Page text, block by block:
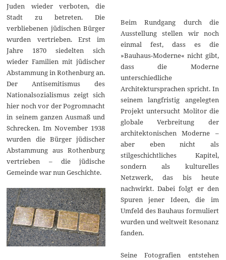
Juden wieder verboten, die
Stadt zu betreten. Die
verbliebenen jüdischen Bürger
wurden vertrieben. Erst im
Jahre 1870 siedelten sich
wieder Familien mit jüdischer
Abstammung in Rothenburg an.
Der Antisemitismus des
Nationalsozialismus zeigt sich
hier noch vor der Pogromnacht
in seinem ganzen Ausmaß und
Schrecken. Im November 1938
wurden die Bürger jüdischer
Abstammung aus Rothenburg
vertrieben – die jüdische
Gemeinde war nun Geschichte.
Beim Rundgang durch die
Ausstellung stellen wir noch
einmal fest, dass es die
»Bauhaus-Moderne« nicht gibt,
dass die Moderne
unterschiedliche
Architektursprachen spricht. In
seinem langfristig angelegten
Projekt untersucht Molitor die
globale Verbreitung der
architektonischen Moderne –
aber eben nicht als
stilgeschichtliches Kapitel,
sondern als kulturelles
Netzwerk, das bis heute
nachwirkt. Dabei folgt er den
Spuren jener Ideen, die im
Umfeld des Bauhaus formuliert
wurden und weltweit Resonanz
fanden.
Seine Fotografien entstehen